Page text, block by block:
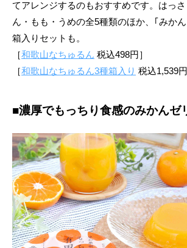
てアレンジするのもおすすめです。はっ
ん・もも・うめの全5種類のほか、｢みか
箱入りセットも。
［和歌山なちゅるん 税込498円］
［和歌山なちゅるん3種箱入り 税込1,539円
■濃厚でもっちり食感のみかんゼ